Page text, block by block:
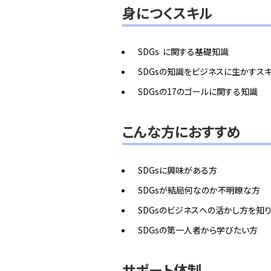
身につくスキル
SDGs に関する基礎知識
SDGsの知識をビジネスに生かすス
SDGsの17のゴールに関する知識
こんな方におすすめ
SDGsに興味がある方
SDGsが結局何なのか不明瞭な方
SDGsのビジネスへの活かし方を知
SDGsの第一人者から学びたい方